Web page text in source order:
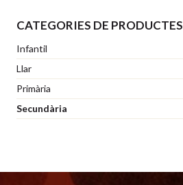
producte
té
diverses
variants.
Les
poden
CATEGORIES DE PRODUCTES
Infantil
Llar
Primària
Secundària